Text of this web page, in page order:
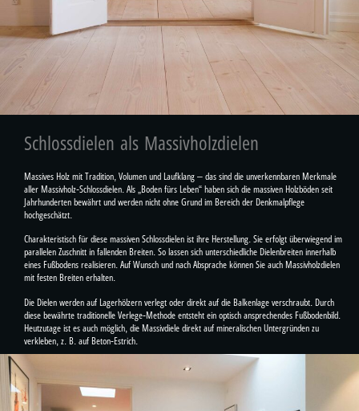
Schlossdielen als Massivholzdielen
Massives Holz mit Tradition, Volumen und Laufklang – das sind die unverkennbaren Merkmale
aller Massivholz-Schlossdielen. Als „Boden fürs Leben“ haben sich die massiven Holzböden seit
Jahrhunderten bewährt und werden nicht ohne Grund im Bereich der Denkmalpflege
hochgeschätzt.
Charakteristisch für diese massiven Schlossdielen ist ihre Herstellung. Sie erfolgt überwiegend im
parallelen Zuschnitt in fallenden Breiten. So lassen sich unterschiedliche Dielenbreiten innerhalb
eines Fußbodens realisieren. Auf Wunsch und nach Absprache können Sie auch Massivholzdielen
mit festen Breiten erhalten.
Die Dielen werden auf Lagerhölzern verlegt oder direkt auf die Balkenlage verschraubt. Durch
diese bewährte traditionelle Verlege-Methode entsteht ein optisch ansprechendes Fußbodenbild.
Heutzutage ist es auch möglich, die Massivdiele direkt auf mineralischen Untergründen zu
verkleben, z. B. auf Beton-Estrich.